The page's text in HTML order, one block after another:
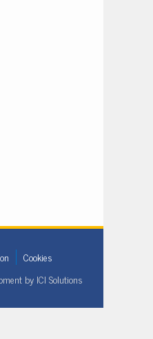
Cookies
by ICI Solutions